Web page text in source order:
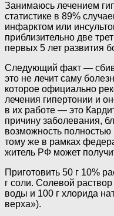
Занимаюсь лечением
статистике в 89%
инфарктом или
приблизительно две
первых 5 лет развития
Следующий факт —
это не лечит саму
которое официально
лечения гипертонии и
в их работе — это
причину заболевания,
возможность полностью
тому же в рамках
житель РФ может
Приготовить 50 г 10%
г соли. Солевой
воды и 100 г хлорида
верха»).